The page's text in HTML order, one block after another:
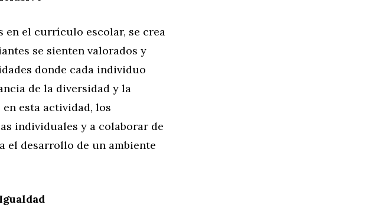
el currículo escolar, se crea
se sienten valorados y
donde cada individuo
de la diversidad y la
esta actividad, los
individuales y a colaborar de
el desarrollo de un ambiente